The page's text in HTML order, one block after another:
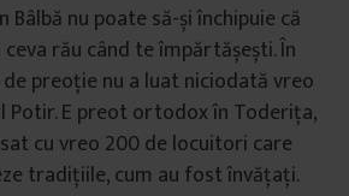
Bâlbă nu poate să-și închipuie că
rău când te împărtășești. În
de preoție nu a luat niciodată vreo
Potir. E preot ortodox în Toderița,
cu vreo 200 de locuitori care
tradițiile, cum au fost învățați.